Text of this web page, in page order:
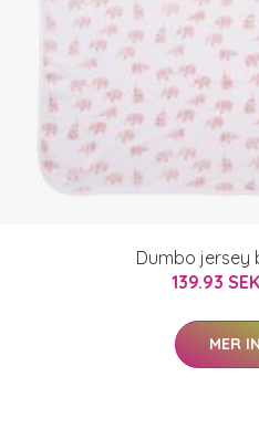
Dumbo jersey
139.93 SEK
MER